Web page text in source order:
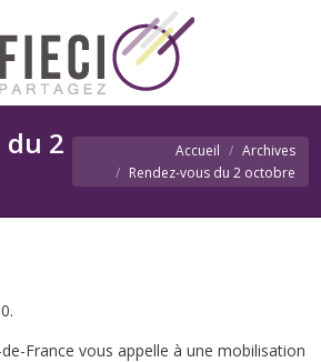
du 2
Accueil
Archives
Rendez-vous du 2 octobre
de-France vous appelle à une mobilisation